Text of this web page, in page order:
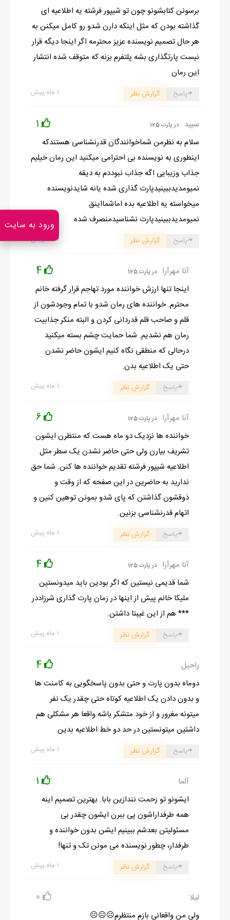
حمیدجون به جوونیش رحم کن... حمید منو و اقاش داریم میایم...
تروخدا بلایی سرش نیاریا... الهی فدای قدت بشم»
زن با گریه و لابه التماس میکرد و حمید هیستریک میخندید... مگر
کسی به جوانی او رحم کرده بود؟ نه! پس کارد را بالا آورد و همزمان با
فریاد «خفه‌شو» خط عمیق و برشی ژرف را از این گوش تا آن گوش
برسونن کتابشونو چون تو شیپور فرشته یه اطلاعیه ای
گذاشته بودن که مثل اینکه دارن شدو رو کامل میکنن به
هر حال تصمیم نویسنده عزیز محترمه اگر اینجا دیگه قرار
نیست پارتگذاری بشه پلتفرم بزنه که متوقف شده انتشار
این رمان
۱ ماه پیش پاسخ گزارش نظر
سپید در پارت 125 1
سلام به نظرمن شماخوانندگان قدرنشناسی هستندکه
اینطوری به نویسنده بی احترامی میکنید این رمان خیلیم
جذاب وزیبایی اگه جذاب نبوددم به دیقه
نمیومدیدببینیدپارت گذاری شده یانه شایدنویسنده
میخواسته یه اطلاعیه بده اماشمااینق
نمیومدیدببینیدپارت نشناسیدمنصرف شده
۱ ماه پیش پاسخ گزارش نظر
آنا مهرآرا در پارت 125 4
اینجا تنها ارزش خواننده مورد تهاجم قرار گرفته خانم
محترم. خواننده های رمان شدو با تمام وجودشون از
قلم و صاحب قلم قدردانی کردن و البته منکر جذابیت
رمان هم نشدیم. شما حمایت چشم بسته میکنید
درحالی که منطقی نگاه کنیم ایشون حاضر نشدن
حتی یک اطلاعیه بدن.
۱ ماه پیش پاسخ گزارش نظر
آنا مهرآرا در پارت 125 6
خواننده ها نزدیک دو ماه هست که منتظرن ایشون
تشریف بیارن ولی حتی حاضر نشدن یک سطر مثل
اطلاعیه شیپور فرشته تقدیم خواننده ها کنن. شما حق
ندارید به حاضرین در این صفحه که از وقت و
ذوقشون گذاشتن که پای شدو بمونن توهین کنین و
اتهام قدرنشناسی بزنین.
۱ ماه پیش پاسخ گزارش نظر
آنا مهرآرا در پارت 125 4
شما قدیمی نیستین که اگر بودین باید میدونستین
ملیکا خانم پیش از اینها در زمان پارت گذاری شرزاددر
*** هم از این غیبتا داشتن.
۱ ماه پیش پاسخ گزارش نظر
راحیل 4
دوماه بدون پارت و حتی بدون پاسخگویی به کامنت ها
و بدون دادن یک اطلاعیه کوتاه حتی چقدر یک نفر
میتونه مغرور و از خود متشکر باشه واقعا هر مشکلی هم
داشتین میتونستین در حد دو خط اطلاعیه بدین
۱ ماه پیش پاسخ گزارش نظر
آلما 1
ایشونو تو زحمت نندازین بابا. بهترین تصمیم اینه
همه طرفداراشون پی ببرن ایشون چقدر بی
مسئولیتن بعدشم ببینیم ایشن بدون خواننده و
طرفدار، چطور نویسنده می مونن تک و تنها!
۱ ماه پیش پاسخ گزارش نظر
لیلا 0
ولی من واقعانی بازم منتظرم☹️☹️☹️
ورود به سایت